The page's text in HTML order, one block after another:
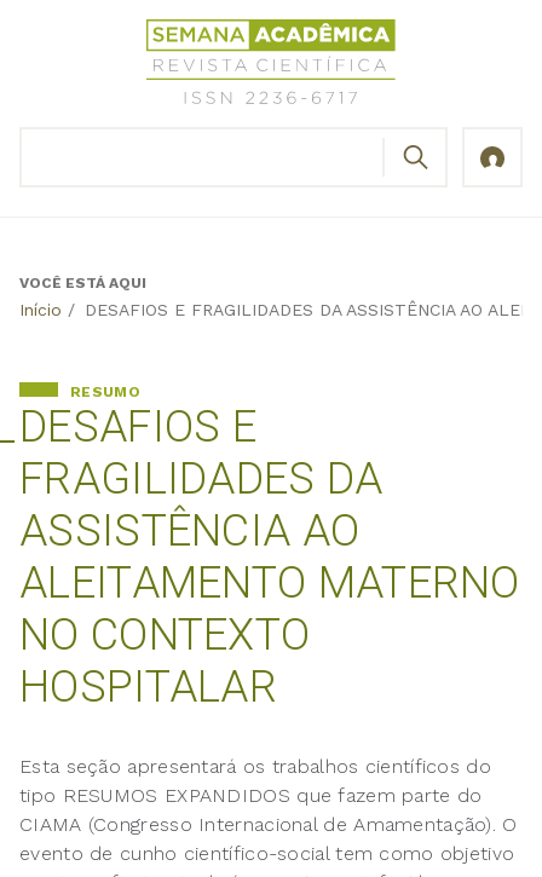
Revista
Científica
Semana
Back
VOCÊ ESTÁ AQUI
Início / DESAFIOS E FRAGILIDADES DA ASSISTÊNCIA AO
DESAFIOS E
FRAGILIDADES DA
ASSISTÊNCIA AO
ALEITAMENTO MATERNO
NO CONTEXTO
HOSPITALAR
RESUMO
Esta seção apresentará os trabalhos científicos do
tipo RESUMOS EXPANDIDOS que fazem parte do
CIAMA (Congresso Internacional de Amamentação). O
evento de cunho científico-social tem como objetivo